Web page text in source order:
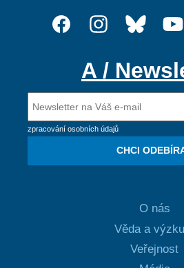
A /
zpracování osobních údajů
CHCI
O nás
Věda a
Veřejnost